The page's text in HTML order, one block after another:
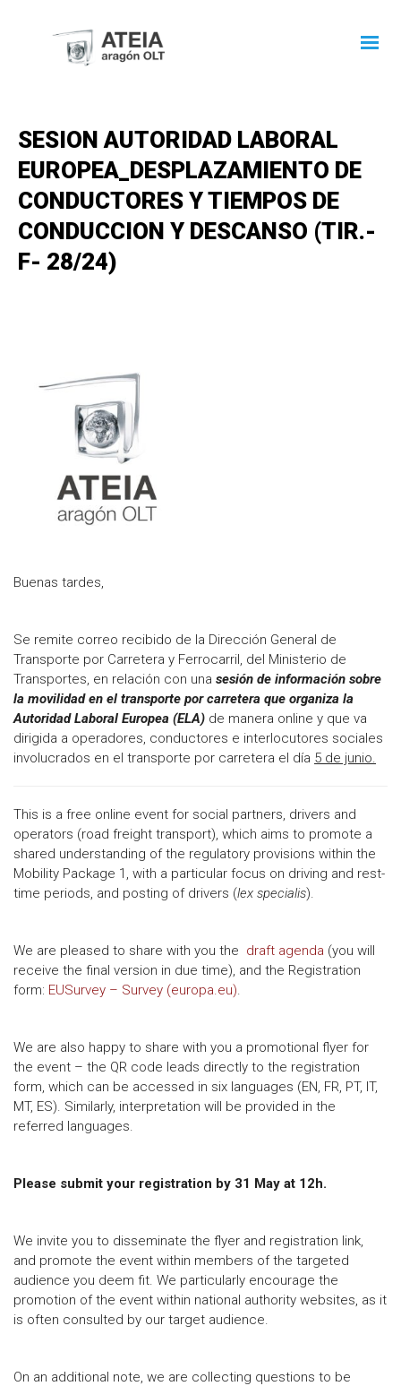
SESION AUTORIDAD LABORAL
EUROPEA_DESPLAZAMIENTO DE
CONDUCTORES Y TIEMPOS DE
CONDUCCION Y DESCANSO (TIR.-
F- 28/24)
Buenas tardes,
Se remite correo recibido de la Dirección General de
Transporte por Carretera y Ferrocarril, del Ministerio de
Transportes, en relación con una sesión de información sobre
la movilidad en el transporte por carretera que organiza la
Autoridad Laboral Europea (ELA) de manera online y que va
dirigida a operadores, conductores e interlocutores sociales
involucrados en el transporte por carretera el día 5 de junio.
This is a free online event for social partners, drivers and
operators (road freight transport), which aims to promote a
shared understanding of the regulatory provisions within the
Mobility Package 1, with a particular focus on driving and rest-
time periods, and posting of drivers (lex specialis).
We are pleased to share with you the draft agenda (you will
receive the final version in due time), and the Registration
form: EUSurvey – Survey (europa.eu).
We are also happy to share with you a promotional flyer for
the event – the QR code leads directly to the registration
form, which can be accessed in six languages (EN, FR, PT, IT,
MT, ES). Similarly, interpretation will be provided in the
referred languages.
Please submit your registration by 31 May at 12h.
We invite you to disseminate the flyer and registration link,
and promote the event within members of the targeted
audience you deem fit. We particularly encourage the
promotion of the event within national authority websites, as it
is often consulted by our target audience.
On an additional note, we are collecting questions to be